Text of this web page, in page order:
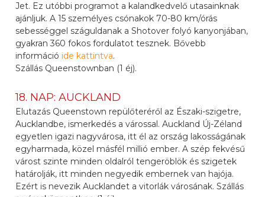
Jet. Ez utóbbi programot a kalandkedvelő utasainknak
ajánljuk. A 15 személyes csónakok 70-80 km/órás
sebességgel száguldanak a Shotover folyó kanyonjában,
gyakran 360 fokos fordulatot tesznek. Bővebb
információ ide kattintva.
Szállás Queenstownban (1 éj).
18. NAP: AUCKLAND
Elutazás Queenstown repülőteréről az Északi-szigetre,
Aucklandbe, ismerkedés a várossal. Auckland Új-Zéland
egyetlen igazi nagyvárosa, itt él az ország lakosságának
egyharmada, közel másfél millió ember. A szép fekvésű
várost szinte minden oldalról tengeröblök és szigetek
határolják, itt minden negyedik embernek van hajója.
Ezért is nevezik Aucklandet a vitorlák városának. Szállás